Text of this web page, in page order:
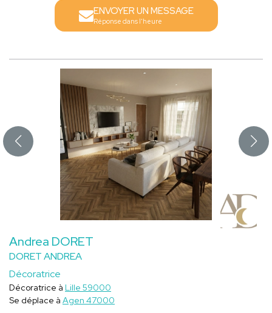
ENVOYER UN MESSAGE
Réponse dans l'heure
Andrea DORET
DORET ANDREA
Décoratrice
Décoratrice à Lille 59000
Se déplace à Agen 47000